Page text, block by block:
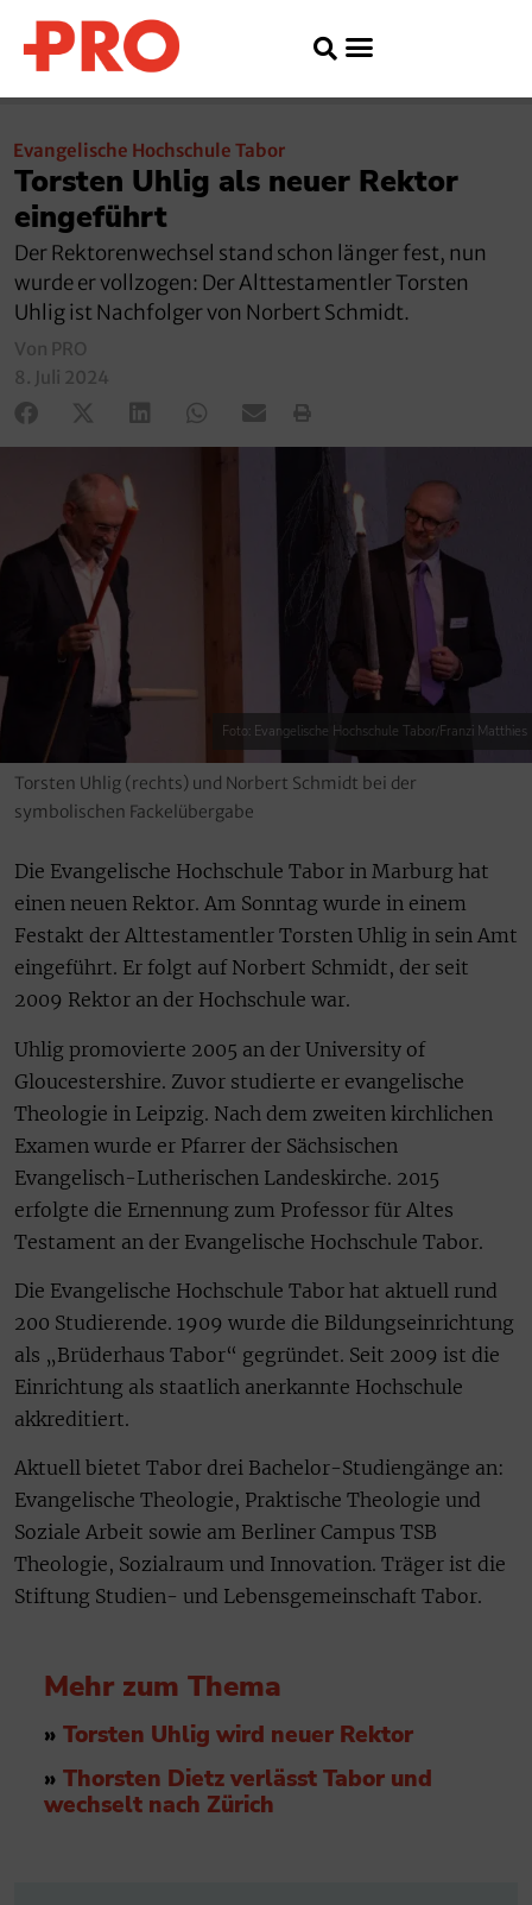
Evangelische Hochschule Tabor
Torsten Uhlig als neuer Rektor
eingeführt
Der Rektorenwechsel stand schon länger fest, nun
wurde er vollzogen: Der Alttestamentler Torsten
Uhlig ist Nachfolger von Norbert Schmidt.
Von PRO
8. Juli 2024
Foto: Evangelische Hochschule Tabor/Franzi Matthies
Torsten Uhlig (rechts) und Norbert Schmidt bei der
symbolischen Fackelübergabe
Die Evangelische Hochschule Tabor in Marburg hat
einen neuen Rektor. Am Sonntag wurde in einem
Festakt der Alttestamentler Torsten Uhlig in sein Amt
eingeführt. Er folgt auf Norbert Schmidt, der seit
2009 Rektor an der Hochschule war.
Uhlig promovierte 2005 an der University of
Gloucestershire. Zuvor studierte er evangelische
Theologie in Leipzig. Nach dem zweiten kirchlichen
Examen wurde er Pfarrer der Sächsischen
Evangelisch-Lutherischen Landeskirche. 2015
erfolgte die Ernennung zum Professor für Altes
Testament an der Evangelische Hochschule Tabor.
Die Evangelische Hochschule Tabor hat aktuell rund
200 Studierende. 1909 wurde die Bildungseinrichtung
als „Brüderhaus Tabor“ gegründet. Seit 2009 ist die
Einrichtung als staatlich anerkannte Hochschule
akkreditiert.
Aktuell bietet Tabor drei Bachelor-Studiengänge an:
Evangelische Theologie, Praktische Theologie und
Soziale Arbeit sowie am Berliner Campus TSB
Theologie, Sozialraum und Innovation. Träger ist die
Stiftung Studien- und Lebensgemeinschaft Tabor.
Mehr zum Thema
» Torsten Uhlig wird neuer Rektor
» Thorsten Dietz verlässt Tabor und
wechselt nach Zürich